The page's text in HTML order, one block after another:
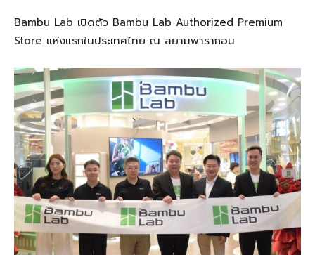
Bambu Lab เปิดตัว Bambu Lab Authorized Premium
Store แห่งแรกในประเทศไทย ณ สยามพารากอน